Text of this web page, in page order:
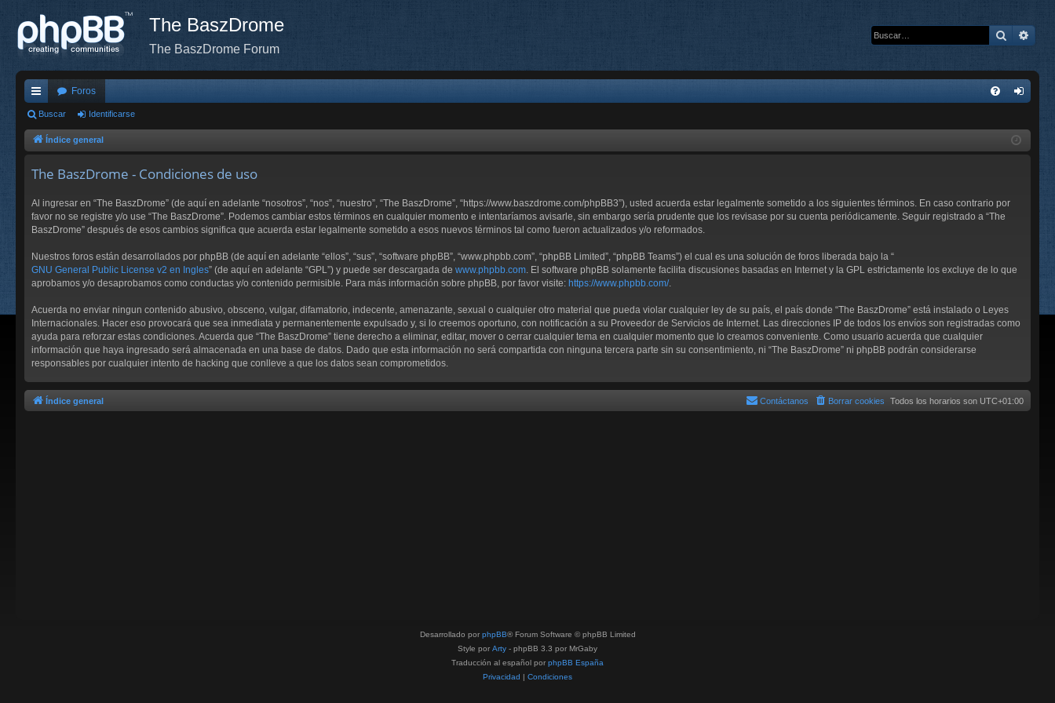
The BaszDrome
The BaszDrome Forum
Buscar
nl
ac
pi
do
s
Foros
nti
Buscar Identificarse
Índice general
The BaszDrome - Condiciones de uso
Al ingresar en “The BaszDrome” (de aquí en adelante “nosotros”, “nos”, “nuestro”, “The BaszDrome”, “https://www.baszdrome.com/phpBB3”), usted acuerda estar legalmente sometido a los siguientes términos. En caso contrario por
favor no se registre y/o use “The BaszDrome”. Podemos cambiar estos términos en cualquier momento e intentaríamos avisarle, sin embargo sería prudente que los revisase por su cuenta periódicamente. Seguir registrado a “The
BaszDrome” después de esos cambios significa que acuerda estar legalmente sometido a esos nuevos términos tal como fueron actualizados y/o reformados.
Nuestros foros están desarrollados por phpBB (de aquí en adelante “ellos”, “sus”, “software phpBB”, “www.phpbb.com”, “phpBB Limited”, “phpBB Teams”) el cual es una solución de foros liberada bajo la “
GNU General Public License v2 en Ingles” (de aquí en adelante “GPL”) y puede ser descargada de www.phpbb.com . El software phpBB solamente facilita discusiones basadas en Internet y la GPL estrictamente los excluye de lo que
aprobamos y/o desaprobamos como conductas y/o contenido permisible. Para más información sobre phpBB, por favor visite: https://www.phpbb.com/.
Acuerda no enviar ningun contenido abusivo, obsceno, vulgar, difamatorio, indecente, amenazante, sexual o cualquier otro material que pueda violar cualquier ley de su país, el país donde “The BaszDrome” está instalado o Leyes
Internacionales. Hacer eso provocará que sea inmediata y permanentemente expulsado y, si lo creemos oportuno, con notificación a su Proveedor de Servicios de Internet. Las direcciones IP de todos los envíos son registradas como
ayuda para reforzar estas condiciones. Acuerda que “The BaszDrome” tiene derecho a eliminar, editar, mover o cerrar cualquier tema en cualquier momento que lo creamos conveniente. Como usuario acuerda que cualquier
información que haya ingresado será almacenada en una base de datos. Dado que esta información no será compartida con ninguna tercera parte sin su consentimiento, ni “The BaszDrome” ni phpBB podrán considerarse
responsables por cualquier intento de hacking que conlleve a que los datos sean comprometidos.
Índice general Todos los horarios son UTC+01:00
Borrar cookies
Contáctanos
Desarrollado por phpBB® Forum Software © phpBB Limited
Style por Arty - phpBB 3.3 por MrGaby
Traducción al español por phpBB España
Privacidad | Condiciones